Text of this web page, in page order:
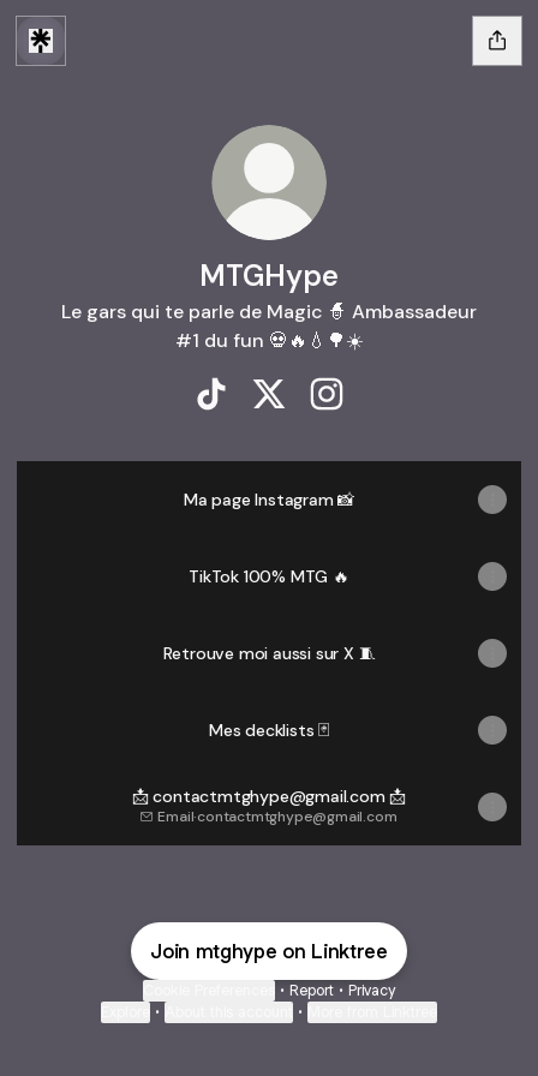
MTGHype
Le gars qui te parle de Magic 🧙 Ambassadeur
#1 du fun 💀🔥💧🌳☀️
Ma page Instagram 📸
TikTok 100% MTG 🔥
Retrouve moi aussi sur X 🧵
Mes decklists 🃏
📩 contactmtghype@gmail.com 📩
Email·contactmtghype@gmail.com
Join mtghype on Linktree
• Report • Privacy
• •